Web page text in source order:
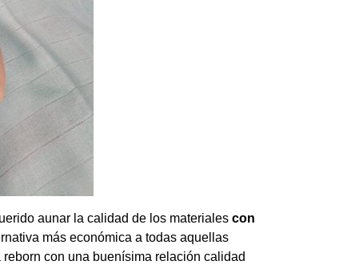
aunar la calidad de los materiales con
más económica a todas aquellas
con una buenísima relación calidad